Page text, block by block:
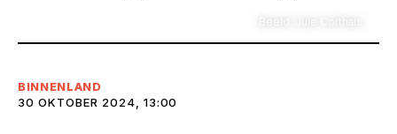
BINNENLAND
30 OKTOBER 2024, 13:00